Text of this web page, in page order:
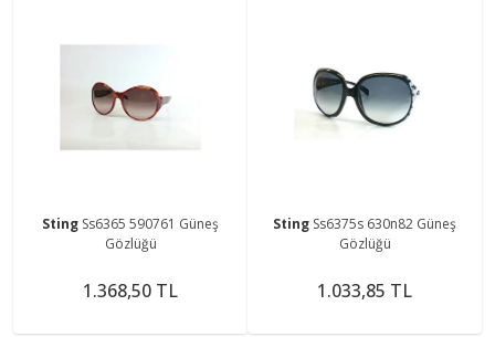
Sting Ss6365 590761 Güneş
Gözlüğü
1.368,50 TL
Sting Ss6375s 630n82 Güneş
Gözlüğü
1.033,85 TL